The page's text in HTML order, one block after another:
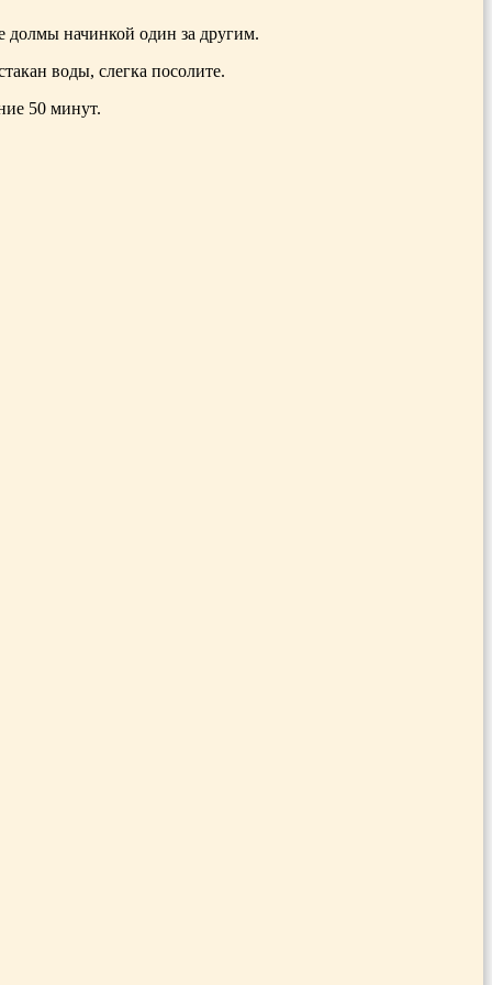
долмы начинкой один за другим.
воды, слегка посолите.
50 минут.